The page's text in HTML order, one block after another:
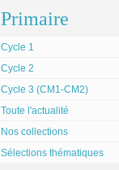
Primaire
Cycle 1
Cycle 2
Cycle 3 (CM1-CM2)
Toute l'actualité
Nos collections
Sélections thématiques